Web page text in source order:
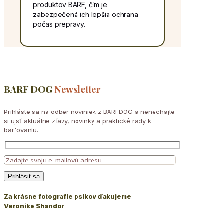
produktov BARF, čím je
zabezpečená ich lepšia ochrana
počas prepravy.
BARF DOGNewsletter
Prihláste sa na odber noviniek z BARFDOG a nenechajte
si ujsť aktuálne zľavy, novinky a praktické rady k
barfovaniu.
Za krásne fotografie psíkov ďakujeme
Veronike Shandor